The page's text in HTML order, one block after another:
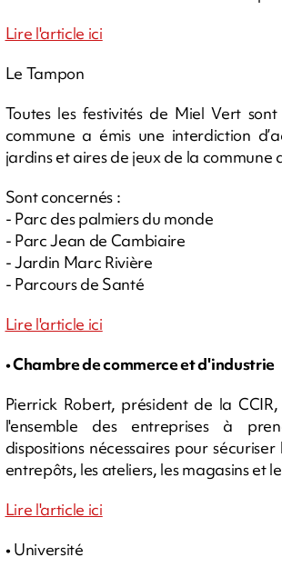
Lire l'article ici
Le Tampon
Toutes les festivités de Miel Vert sont
commune a émis une interdiction
jardins et aires de jeux de la commune
Sont concernés :
- Parc des palmiers du monde
- Parc Jean de Cambiaire
- Jardin Marc Rivière
- Parcours de Santé
Lire l'article ici
• Chambre de commerce et d'industrie
Pierrick Robert, président de la
l'ensemble des entreprises à
dispositions nécessaires pour
entrepôts, les ateliers, les magasins et
Lire l'article ici
• Université